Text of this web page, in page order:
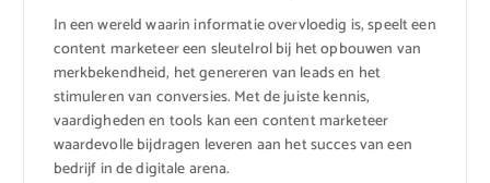
In een wereld waarin informatie overvloedig is, speelt een
content marketeer een sleutelrol bij het opbouwen van
merkbekendheid, het genereren van leads en het
stimuleren van conversies. Met de juiste kennis,
vaardigheden en tools kan een content marketeer
waardevolle bijdragen leveren aan het succes van een
bedrijf in de digitale arena.